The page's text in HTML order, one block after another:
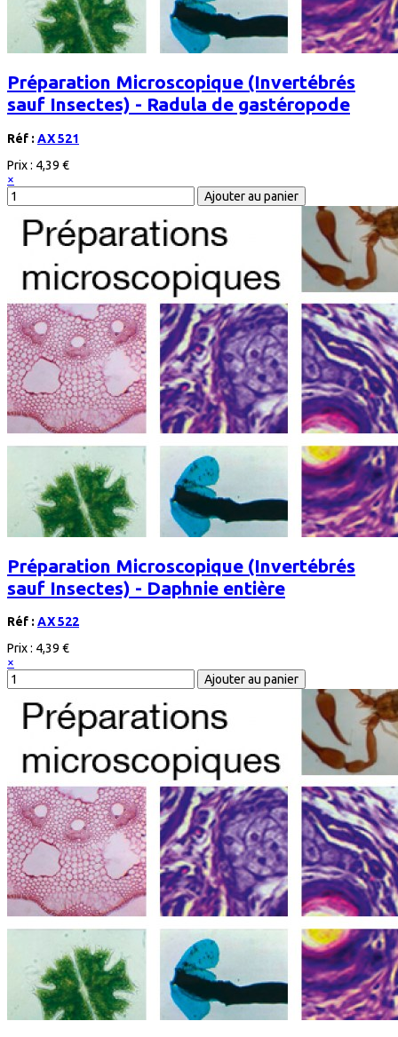
Préparation Microscopique (Invertébrés
sauf Insectes) - Radula de gastéropode
Réf : AX 521
Prix : 4,39 €
×
Préparation Microscopique (Invertébrés
sauf Insectes) - Daphnie entière
Réf : AX 522
Prix : 4,39 €
×